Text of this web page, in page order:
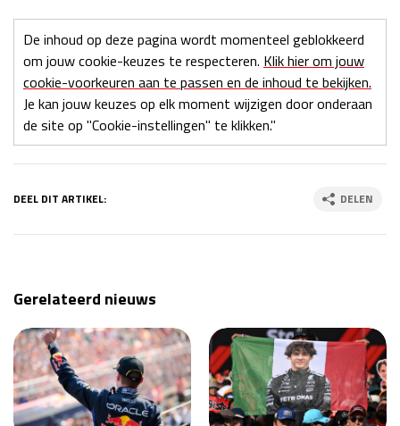
Race
zo 05:00 - 07:00
GP QATAR 2026 27 - 29 nov
Kwalificatie
za 15:00 - 16:00
Race
De inhoud op deze pagina wordt momenteel geblokkeerd
om jouw cookie-keuzes te respecteren. Klik hier om jouw
cookie-voorkeuren aan te passen en de inhoud te bekijken.
Je kan jouw keuzes op elk moment wijzigen door onderaan
de site op "Cookie-instellingen" te klikken."
DEEL DIT ARTIKEL: DELEN
Gerelateerd nieuws